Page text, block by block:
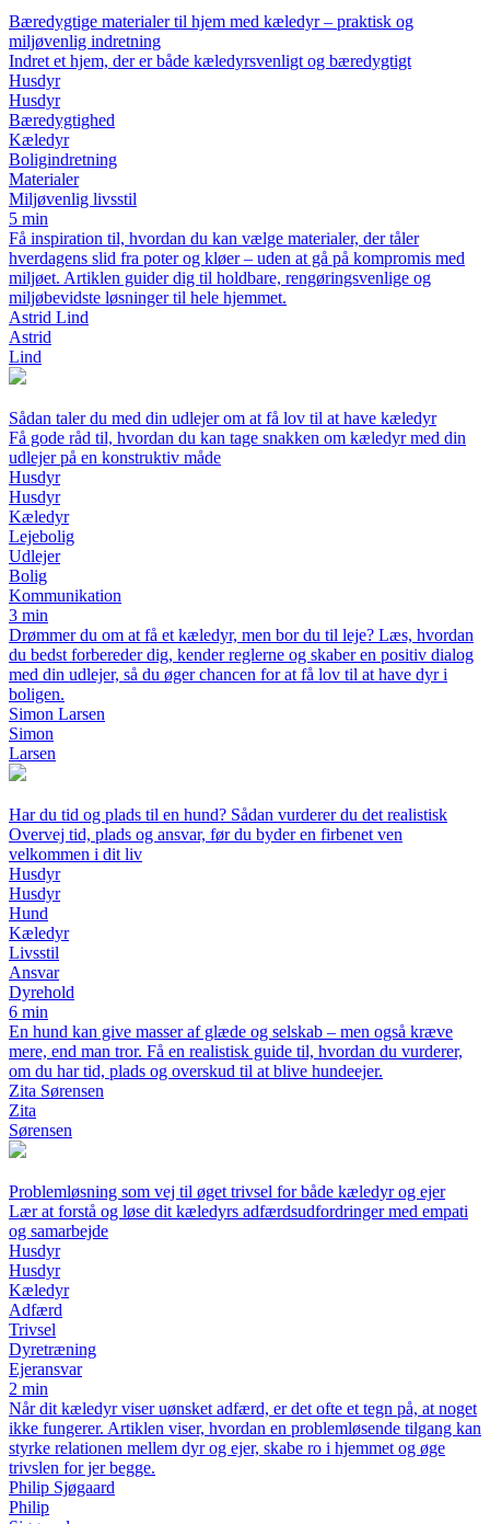
Bæredygtige materialer til hjem med kæledyr – praktisk og
miljøvenlig indretning
Indret et hjem, der er både kæledyrsvenligt og bæredygtigt
Husdyr
Husdyr
Bæredygtighed
Kæledyr
Boligindretning
Materialer
Miljøvenlig livsstil
5 min
Få inspiration til, hvordan du kan vælge materialer, der tåler
hverdagens slid fra poter og kløer – uden at gå på kompromis med
miljøet. Artiklen guider dig til holdbare, rengøringsvenlige og
miljøbevidste løsninger til hele hjemmet.
Astrid Lind
Astrid
Lind
Sådan taler du med din udlejer om at få lov til at have kæledyr
Få gode råd til, hvordan du kan tage snakken om kæledyr med din
udlejer på en konstruktiv måde
Husdyr
Husdyr
Kæledyr
Lejebolig
Udlejer
Bolig
Kommunikation
3 min
Drømmer du om at få et kæledyr, men bor du til leje? Læs, hvordan
du bedst forbereder dig, kender reglerne og skaber en positiv dialog
med din udlejer, så du øger chancen for at få lov til at have dyr i
boligen.
Simon Larsen
Simon
Larsen
Har du tid og plads til en hund? Sådan vurderer du det realistisk
Overvej tid, plads og ansvar, før du byder en firbenet ven
velkommen i dit liv
Husdyr
Husdyr
Hund
Kæledyr
Livsstil
Ansvar
Dyrehold
6 min
En hund kan give masser af glæde og selskab – men også kræve
mere, end man tror. Få en realistisk guide til, hvordan du vurderer,
om du har tid, plads og overskud til at blive hundeejer.
Zita Sørensen
Zita
Sørensen
Problemløsning som vej til øget trivsel for både kæledyr og ejer
Lær at forstå og løse dit kæledyrs adfærdsudfordringer med empati
og samarbejde
Husdyr
Husdyr
Kæledyr
Adfærd
Trivsel
Dyretræning
Ejeransvar
2 min
Når dit kæledyr viser uønsket adfærd, er det ofte et tegn på, at noget
ikke fungerer. Artiklen viser, hvordan en problemløsende tilgang kan
styrke relationen mellem dyr og ejer, skabe ro i hjemmet og øge
trivslen for jer begge.
Philip Sjøgaard
Philip